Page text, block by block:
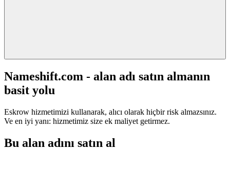
Nameshift.com - alan adı satın almanın
basit yolu
Eskrow hizmetimizi kullanarak, alıcı olarak hiçbir risk almazsınız.
Ve en iyi yanı: hizmetimiz size ek maliyet getirmez.
Bu alan adını satın al